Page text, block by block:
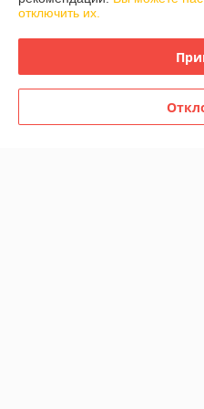
Полная версия сайта
Политика обработки
отключить их.